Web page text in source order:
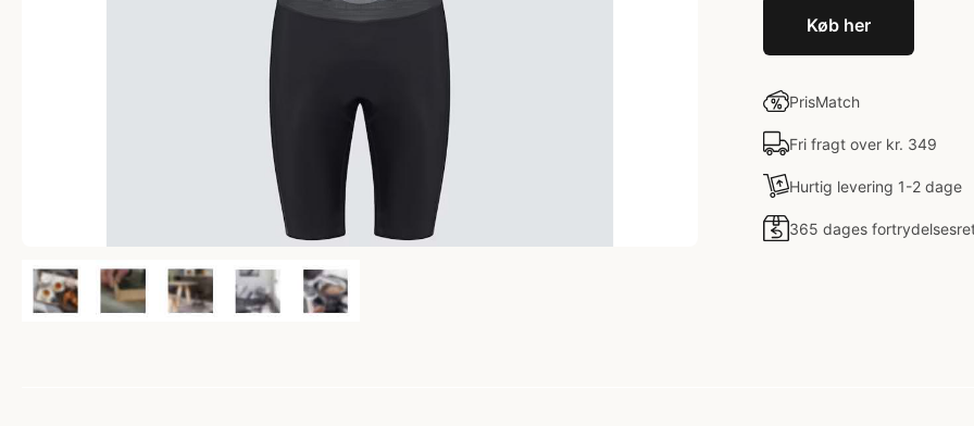
Køb her
PrisMatch
Fri fragt over kr. 349
Hurtig levering 1-2 dage
365 dages